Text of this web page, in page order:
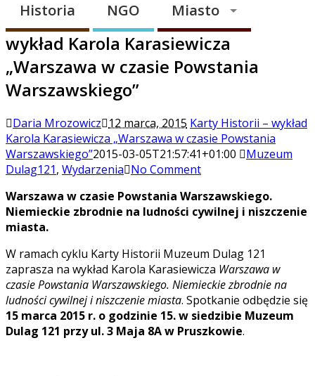
Historia NGO Miasto
wykład Karola Karasiewicza
„Warszawa w czasie Powstania
Warszawskiego”
Daria Mrozowicz 12 marca, 2015 Karty Historii – wykład
Karola Karasiewicza „Warszawa w czasie Powstania
Warszawskiego”2015-03-05T21:57:41+01:00
Muzeum
Dulag121, Wydarzenia No Comment
Warszawa w czasie Powstania Warszawskiego.
Niemieckie zbrodnie na ludności cywilnej i niszczenie
miasta.
W ramach cyklu Karty Historii Muzeum Dulag 121
zaprasza na wykład Karola Karasiewicza Warszawa w
czasie Powstania Warszawskiego. Niemieckie zbrodnie na
ludności cywilnej i niszczenie miasta. Spotkanie odbędzie się
15 marca 2015 r. o godzinie 15. w siedzibie Muzeum
Dulag 121 przy ul. 3 Maja 8A w Pruszkowie.